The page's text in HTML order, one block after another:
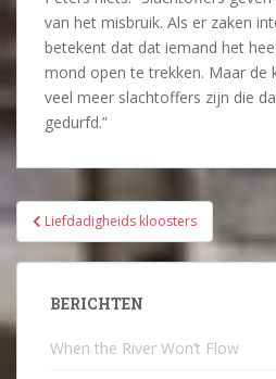
van het misbruik. Als er zaken
betekent dat dat iemand het
mond open te trekken. Maar de
veel meer slachtoffers zijn die
gedurfd.”
Bericht
navigatie
Liefdadigheids kloosters
BERICHTEN
When the River Won’t Flow